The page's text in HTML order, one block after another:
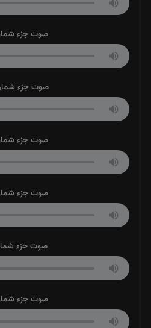
صوت جزء شماره
صوت جزء شماره
صوت جزء
صوت جزء شماره
صوت جزء شماره
صوت جزء شماره